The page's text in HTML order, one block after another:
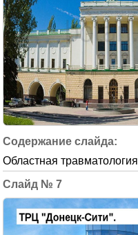
Областная травматология
7